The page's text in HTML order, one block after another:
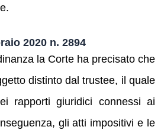
2020 n. 2894
la Corte ha precisato che
distinto dal trustee, il quale
rapporti giuridici connessi ai
gli atti impositivi e le